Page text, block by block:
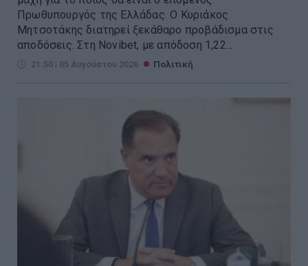
Πρωθυπουργός της Ελλάδας. Ο Κυριάκος
Μητσοτάκης διατηρεί ξεκάθαρο προβάδισμα στις
αποδόσεις. Στη Novibet, με απόδοση 1,22...
21:50 | 05 Αυγούστου 2026 Πολιτική